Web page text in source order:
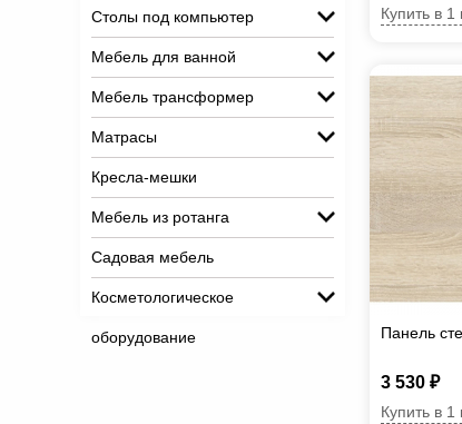
Столы под компьютер
Мебель для ванной
Мебель трансформер
Матрасы
Кресла-мешки
Мебель из ротанга
Садовая мебель
Косметологическое
оборудование
Купить в 1
Панель
3 530 ₽
Купить в 1